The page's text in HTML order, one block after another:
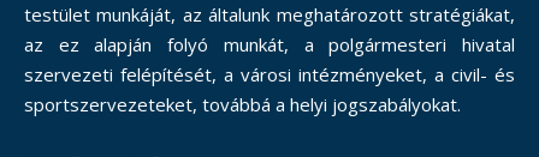
testület munkáját, az általunk meghatározott stratégiákat,
az ez alapján folyó munkát, a polgármesteri hivatal
szervezeti felépítését, a városi intézményeket, a civil- és
sportszervezeteket, továbbá a helyi jogszabályokat.